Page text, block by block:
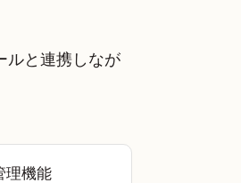
ルと連携しなが
理機能